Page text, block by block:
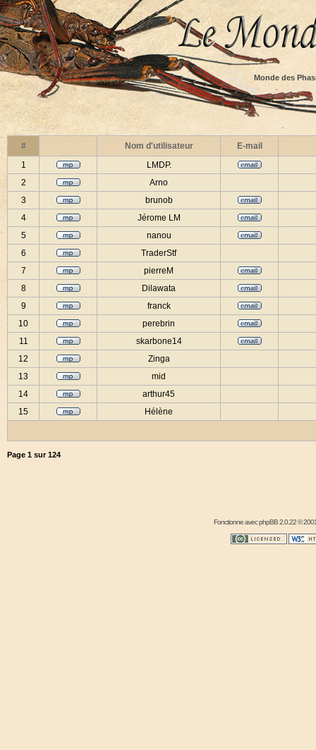
Monde des
# Nom d'utilisateur
E-mail
1
LMDP.
2
Arno
3
brunob
4
Jérome LM
5
nanou
6
TraderStf
7
pierreM
8
Dilawata
9
franck
10
perebrin
11
skarbone14
12
Zinga
13
mid
14
arthur45
15
Hélène
Page 1 sur124
Fonctionne avecphpBB2.0.22 ©